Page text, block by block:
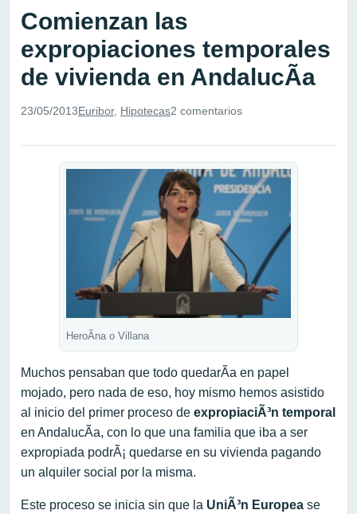
Comienzan las
expropiaciones temporales
de vivienda en AndalucÃ­a
23/05/2013Euribor, Hipotecas2 comentarios
HeroÃ­na o Villana
Muchos pensaban que todo quedarÃ­a en papel
mojado, pero nada de eso, hoy mismo hemos asistido
al inicio del primer proceso de expropiaciÃ³n temporal
en AndalucÃ­a, con lo que una familia que iba a ser
expropiada podrÃ¡ quedarse en su vivienda pagando
un alquiler social por la misma.
Este proceso se inicia sin que la UniÃ³n Europea se